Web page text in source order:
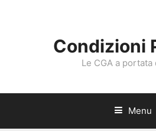
Condizioni
Le CGA a portata
Menu